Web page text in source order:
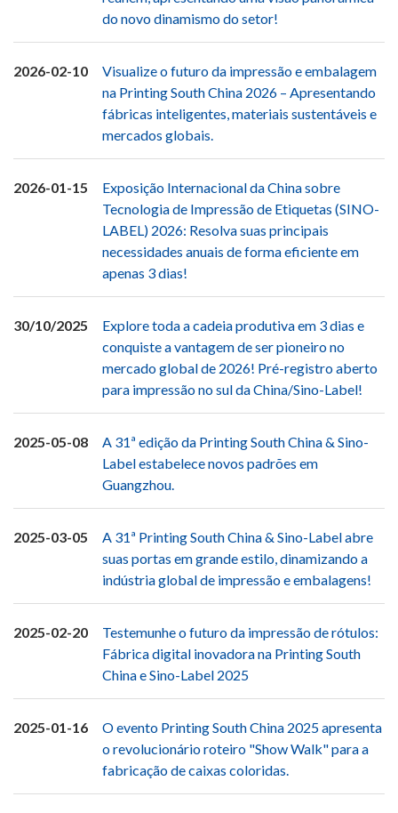
do novo dinamismo do setor!
2026-02-10
Visualize o futuro da impressão e embalagem
na Printing South China 2026 – Apresentando
fábricas inteligentes, materiais sustentáveis ​​e
mercados globais.
2026-01-15
Exposição Internacional da China sobre
Tecnologia de Impressão de Etiquetas (SINO-
LABEL) 2026: Resolva suas principais
necessidades anuais de forma eficiente em
apenas 3 dias!
30/10/2025
Explore toda a cadeia produtiva em 3 dias e
conquiste a vantagem de ser pioneiro no
mercado global de 2026! Pré-registro aberto
para impressão no sul da China/Sino-Label!
2025-05-08
A 31ª edição da Printing South China & Sino-
Label estabelece novos padrões em
Guangzhou.
2025-03-05
A 31ª Printing South China & Sino-Label abre
suas portas em grande estilo, dinamizando a
indústria global de impressão e embalagens!
2025-02-20
Testemunhe o futuro da impressão de rótulos:
Fábrica digital inovadora na Printing South
China e Sino-Label 2025
2025-01-16
O evento Printing South China 2025 apresenta
o revolucionário roteiro "Show Walk" para a
fabricação de caixas coloridas.